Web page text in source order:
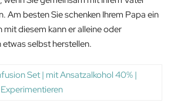
Am besten Sie schenken Ihrem Papa ein
mit diesem kann er alleine oder
selbst herstellen.